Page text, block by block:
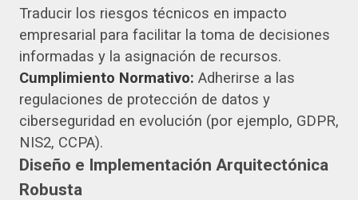
Traducir los riesgos técnicos en impacto
empresarial para facilitar la toma de decisiones
informadas y la asignación de recursos.
Cumplimiento Normativo: Adherirse a las
regulaciones de protección de datos y
ciberseguridad en evolución (por ejemplo, GDPR,
NIS2, CCPA).
Diseño e Implementación Arquitectónica
Robusta